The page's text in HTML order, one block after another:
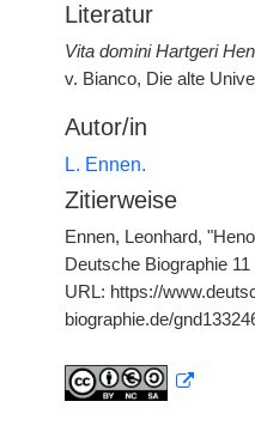
Literatur
Vita domini Hartgeri
v. Bianco, Die alte
Autor/in
L. Ennen.
Zitierweise
Ennen, Leonhard,
Deutsche Biographie
URL: https://
biographie.de/